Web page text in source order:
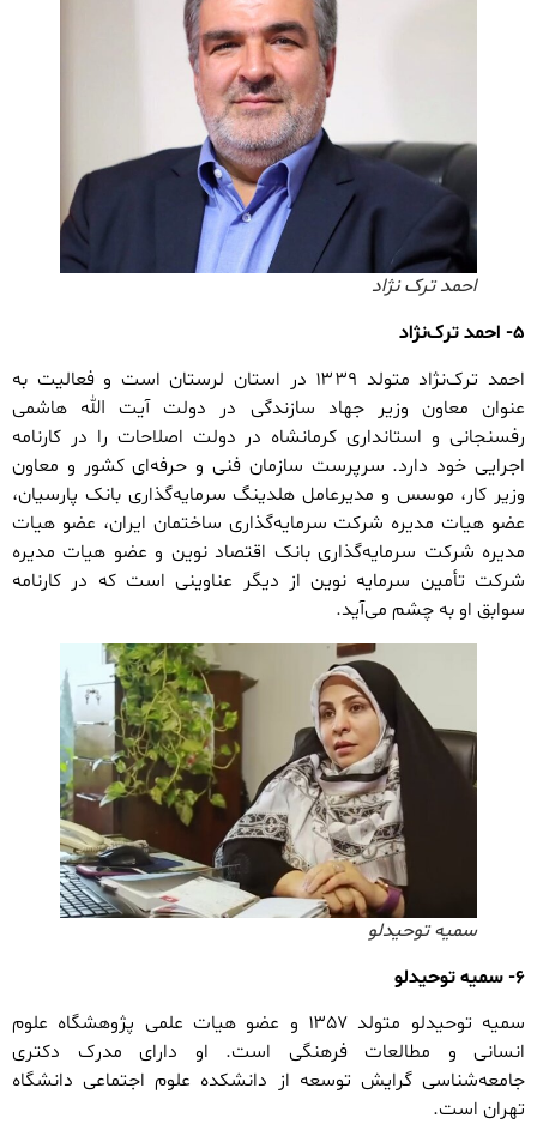
احمد ترک نژاد
۵- احمد ترک‌نژاد
احمد ترک‌نژاد متولد ۱۳۳۹ در استان لرستان است و فعالیت به
عنوان معاون وزیر جهاد سازندگی در دولت آیت الله هاشمی
رفسنجانی و استانداری کرمانشاه در دولت اصلاحات را در کارنامه
اجرایی خود دارد. سرپرست سازمان فنی و حرفه‌ای کشور و معاون
وزیر کار، موسس و مدیرعامل هلدینگ سرمایه‌گذاری بانک پارسیان،
عضو هیات مدیره شرکت سرمایه‌گذاری ساختمان ایران، عضو هیات
مدیره شرکت سرمایه‌گذاری بانک اقتصاد نوین و عضو هیات مدیره
شرکت تأمین سرمایه نوین از دیگر عناوینی است که در کارنامه
سوابق او به چشم می‌آید.
سمیه توحیدلو
۶- سمیه توحیدلو
سمیه توحیدلو متولد ۱۳۵۷ و عضو هیات علمی پژوهشگاه علوم
انسانی و مطالعات فرهنگی است. او دارای مدرک دکتری
جامعه‌شناسی گرایش توسعه از دانشکده علوم اجتماعی دانشگاه
تهران است.